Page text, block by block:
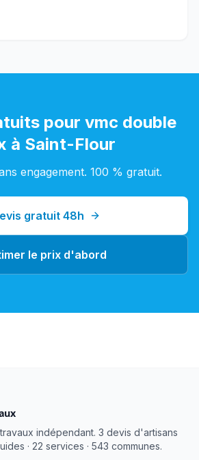
pour vmc double
à Saint-Flour
engagement. 100 % gratuit.
gratuit 48h
le prix d'abord
indépendant. 3 devis d'artisans
· 22 services · 543 communes.